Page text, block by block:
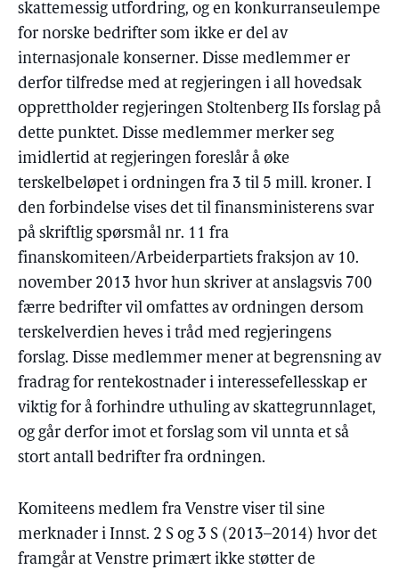
skattemessig utfordring, og en konkurranseulempe
for norske bedrifter som ikke er del av
internasjonale konserner. Disse medlemmer er
derfor tilfredse med at regjeringen i all hovedsak
opprettholder regjeringen Stoltenberg IIs forslag på
dette punktet. Disse medlemmer merker seg
imidlertid at regjeringen foreslår å øke
terskelbeløpet i ordningen fra 3 til 5 mill. kroner. I
den forbindelse vises det til finansministerens svar
på skriftlig spørsmål nr. 11 fra
finanskomiteen/Arbeiderpartiets fraksjon av 10.
november 2013 hvor hun skriver at anslagsvis 700
færre bedrifter vil omfattes av ordningen dersom
terskelverdien heves i tråd med regjeringens
forslag. Disse medlemmer mener at begrensning av
fradrag for rentekostnader i interessefellesskap er
viktig for å forhindre uthuling av skattegrunnlaget,
og går derfor imot et forslag som vil unnta et så
stort antall bedrifter fra ordningen.
Komiteens medlem fra Venstre viser til sine
merknader i Innst. 2 S og 3 S (2013–2014) hvor det
framgår at Venstre primært ikke støtter de